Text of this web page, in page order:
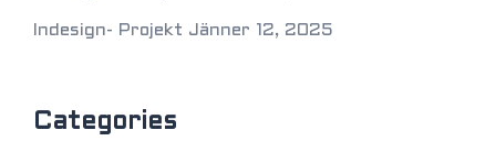
Indesign- Projekt Jänner 12, 2025
Categories